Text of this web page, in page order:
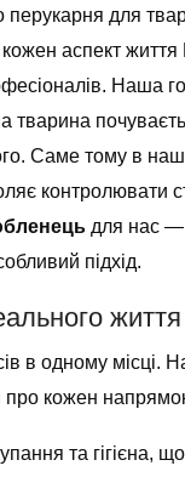
для
аспект
Наша
тварина
Саме тому в
контролювати
для нас —
підхід.
в одному місці.
про кожен
та гігієна,